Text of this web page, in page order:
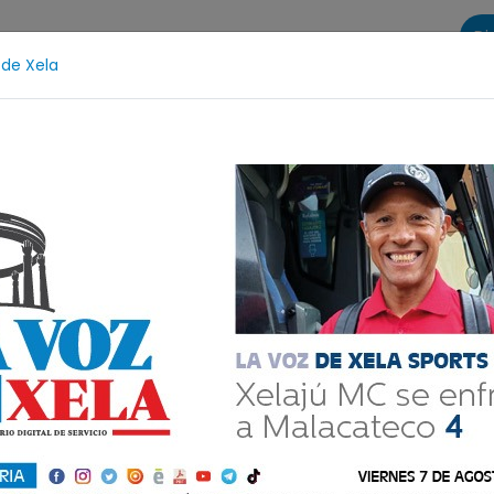
Xela
La Voz de Xela Sports Contáctanos LA VOZ 25
Estafa Protección Infantil
del martes 7 de